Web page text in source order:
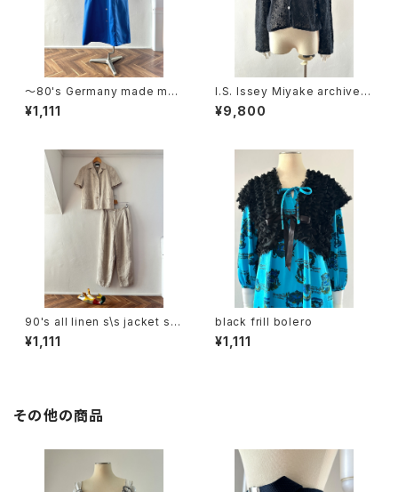
〜80's Germany made me
dical dress
¥1,111
I.S. Issey Miyake archive c
otton lace cardigan
¥9,800
90's all linen s\s jacket set
up
¥1,111
black frill bolero
¥1,111
その他の商品